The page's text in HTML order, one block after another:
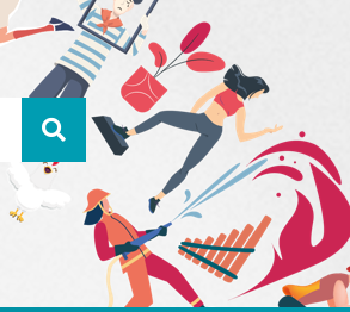
Valider